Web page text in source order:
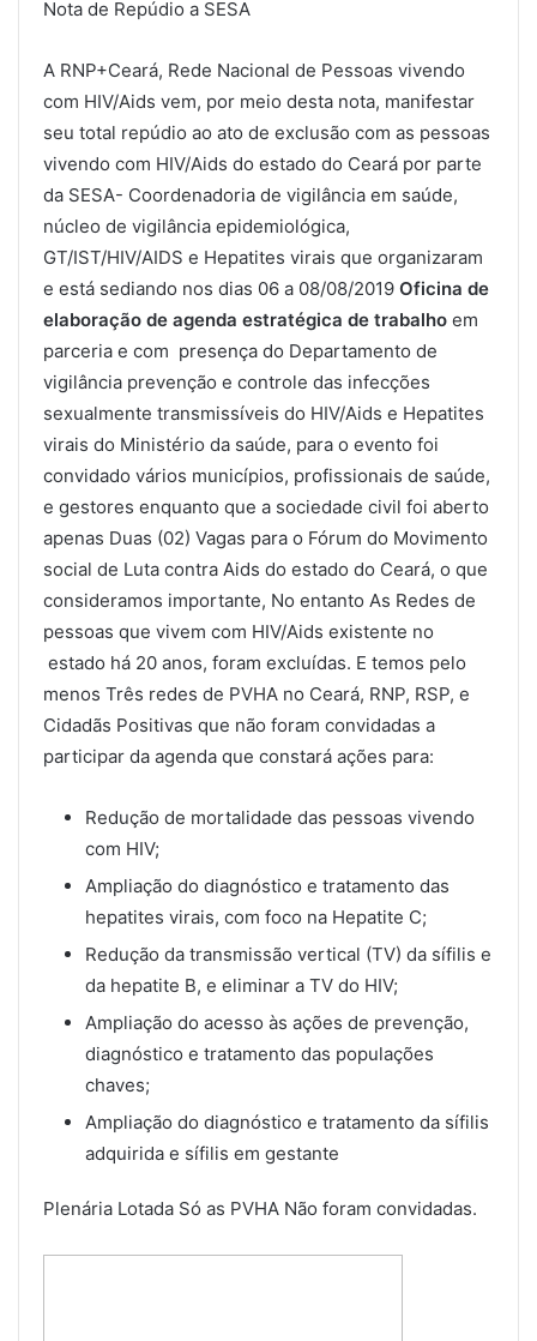
Nota de Repúdio a SESA
A RNP+Ceará, Rede Nacional de Pessoas vivendo
com HIV/Aids vem, por meio desta nota, manifestar
seu total repúdio ao ato de exclusão com as pessoas
vivendo com HIV/Aids do estado do Ceará por parte
da SESA- Coordenadoria de vigilância em saúde,
núcleo de vigilância epidemiológica,
GT/IST/HIV/AIDS e Hepatites virais que organizaram
e está sediando nos dias 06 a 08/08/2019 Oficina de
elaboração de agenda estratégica de trabalho em
parceria e com presença do Departamento de
vigilância prevenção e controle das infecções
sexualmente transmissíveis do HIV/Aids e Hepatites
virais do Ministério da saúde, para o evento foi
convidado vários municípios, profissionais de saúde,
e gestores enquanto que a sociedade civil foi aberto
apenas Duas (02) Vagas para o Fórum do Movimento
social de Luta contra Aids do estado do Ceará, o que
consideramos importante, No entanto As Redes de
pessoas que vivem com HIV/Aids existente no
estado há 20 anos, foram excluídas. E temos pelo
menos Três redes de PVHA no Ceará, RNP, RSP, e
Cidadãs Positivas que não foram convidadas a
participar da agenda que constará ações para:
Redução de mortalidade das pessoas vivendo
com HIV;
Ampliação do diagnóstico e tratamento das
hepatites virais, com foco na Hepatite C;
Redução da transmissão vertical (TV) da sífilis e
da hepatite B, e eliminar a TV do HIV;
Ampliação do acesso às ações de prevenção,
diagnóstico e tratamento das populações
chaves;
Ampliação do diagnóstico e tratamento da sífilis
adquirida e sífilis em gestante
Plenária Lotada Só as PVHA Não foram convidadas.